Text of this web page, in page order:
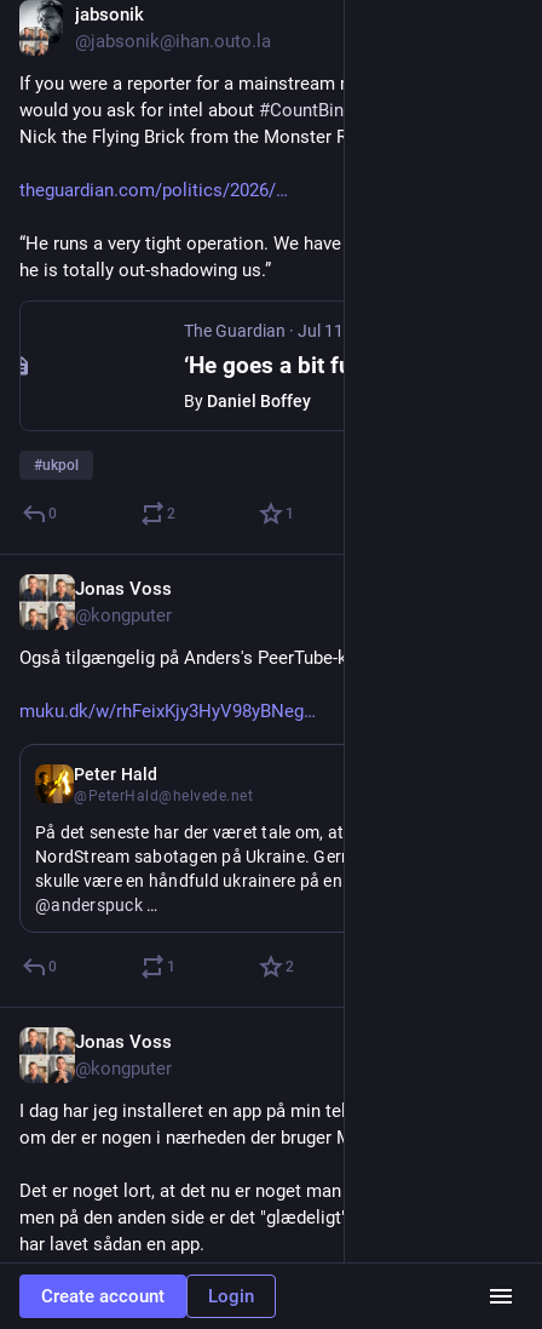
jabsonik
@jabsonik@ihan.outo.la
If you were a reporter for a mainstream media outlet, who
would you ask for intel about #CountBinface
Nick the Flying Brick from the Monster Raving Loony party!
theguardian.com/politics/2026/
“He runs a very tight operation. We have to take our hats off:
he is totally out-shadowing us.”
The Guardian · Jul 11
By Daniel Boffey
#ukpol
0 2 1
Jonas Voss
@kongputer
Også tilgængelig på Anders's PeerTube-kanal:
muku.dk/w/rhFeixKjy3HyV98yBNeg
Peter Hald
@PeterHald@helvede.net
På det seneste har der været tale om, at nu pegede pilen fra
NordStream sabotagen på Ukraine. Gernings-personerne
skulle være en håndfuld ukrainere på en sejlbåd.
@anderspuck
har begået en glimrende video om, hvorfor det slet ikke ser
så ligefremt ud alligevel. you-tu.be/Wf_1Y2UYPXQ
0 1 2
Jonas Voss
@kongputer
I dag har jeg installeret en app på min telefon der kan vise mig,
om der er nogen i nærheden der bruger Meta glasses.
Det er noget lort, at det nu er noget man skal tage stilling til,
men på den anden side er det "glædeligt" at der er nogen der
har lavet sådan en app.
Til Android: apt.izzysoft.de/fdroid/index/a
Create account Login